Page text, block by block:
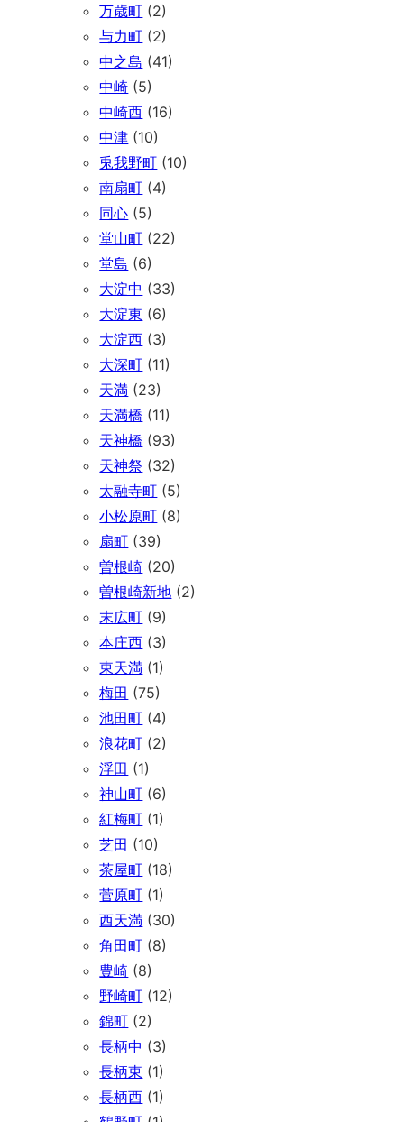
万歳町 (2)
与力町 (2)
中之島 (41)
中崎 (5)
中崎西 (16)
中津 (10)
兎我野町 (10)
南扇町 (4)
同心 (5)
堂山町 (22)
堂島 (6)
大淀中 (33)
大淀東 (6)
大淀西 (3)
大深町 (11)
天満 (23)
天満橋 (11)
天神橋 (93)
天神祭 (32)
太融寺町 (5)
小松原町 (8)
扇町 (39)
曽根崎 (20)
曽根崎新地 (2)
末広町 (9)
本庄西 (3)
東天満 (1)
梅田 (75)
池田町 (4)
浪花町 (2)
浮田 (1)
神山町 (6)
紅梅町 (1)
芝田 (10)
茶屋町 (18)
菅原町 (1)
西天満 (30)
角田町 (8)
豊崎 (8)
野崎町 (12)
錦町 (2)
長柄中 (3)
長柄東 (1)
長柄西 (1)